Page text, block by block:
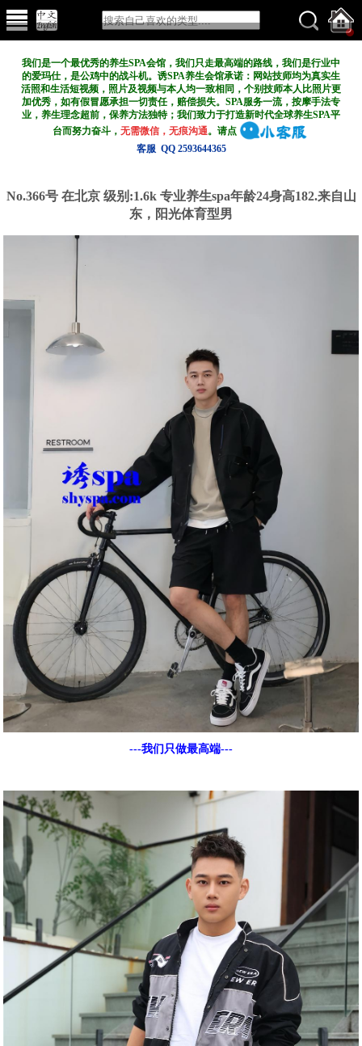
我们是一个最优秀的养生SPA会馆，我们只走最高端的路线，我们是行业中
的爱玛仕，是公鸡中的战斗机。诱SPA养生会馆承诺：网站技师均为真实生
活照和生活短视频，照片及视频与本人均一致相同，个别技师本人比照片更
加优秀，如有假冒愿承担一切责任，赔偿损失。SPA服务一流，按摩手法专
业，养生理念超前，保养方法独特；我们致力于打造新时代全球养生SPA平
台而努力奋斗，无需微信，无痕沟通。请点
客服 QQ 2593644365
No.366号 在北京 级别:1.6k 专业养生spa年龄24身高182.来自山
东，阳光体育型男
---我们只做最高端---